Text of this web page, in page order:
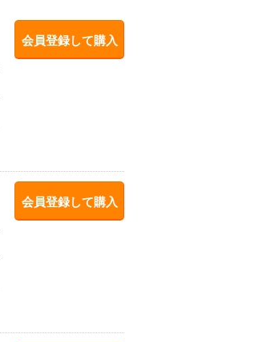
会員登録して購入
会員登録して購入